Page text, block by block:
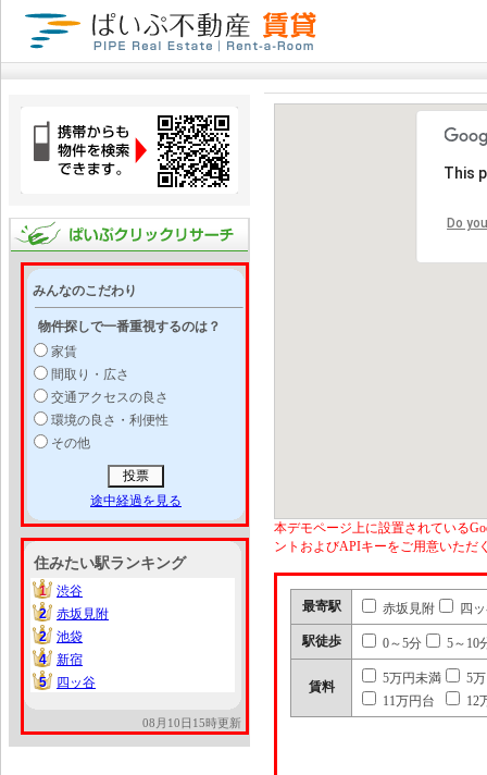
みんなのこだわり
物件探しで一番重視するのは？
家賃
間取り・広さ
交通アクセスの良さ
環境の良さ・利便性
その他
途中経過を見る
住みたい駅ランキング
1
1
渋谷
2
2
赤坂見附
2
2
池袋
4
4
新宿
5
5 四ッ谷
08月10日15時更新
This
Do
本デモページ上に設置されている
ントおよびAPIキーをご用意いただ
最寄駅 赤坂見附 四
駅徒歩 0～5分 5～10
賃料
5万円未満
5
11万円台
12